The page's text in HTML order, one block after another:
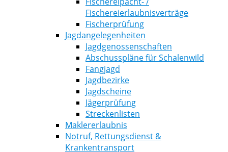
Fischereierlaubnisverträge
Fischerprüfung
Jagdangelegenheiten
Jagdgenossenschaften
Abschusspläne für Schalenwild
Fangjagd
Jagdbezirke
Jagdscheine
Jägerprüfung
Streckenlisten
Maklererlaubnis
Notruf, Rettungsdienst &
Krankentransport